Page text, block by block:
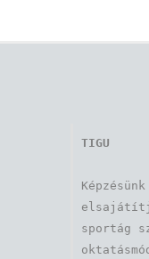
TIGU
sportág